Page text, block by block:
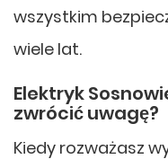
wszystkim
wiele lat.
Elektryk
zwrócić uwagę?
Kiedy rozważasz